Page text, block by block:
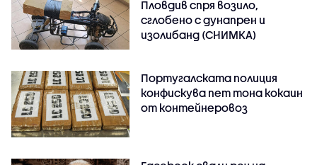
Пловдив спря возило,
сглобено с дунапрен и
изолибанд (СНИМКА)
Португалската полиция
конфискува пет тона кокаин
от контейнеровоз